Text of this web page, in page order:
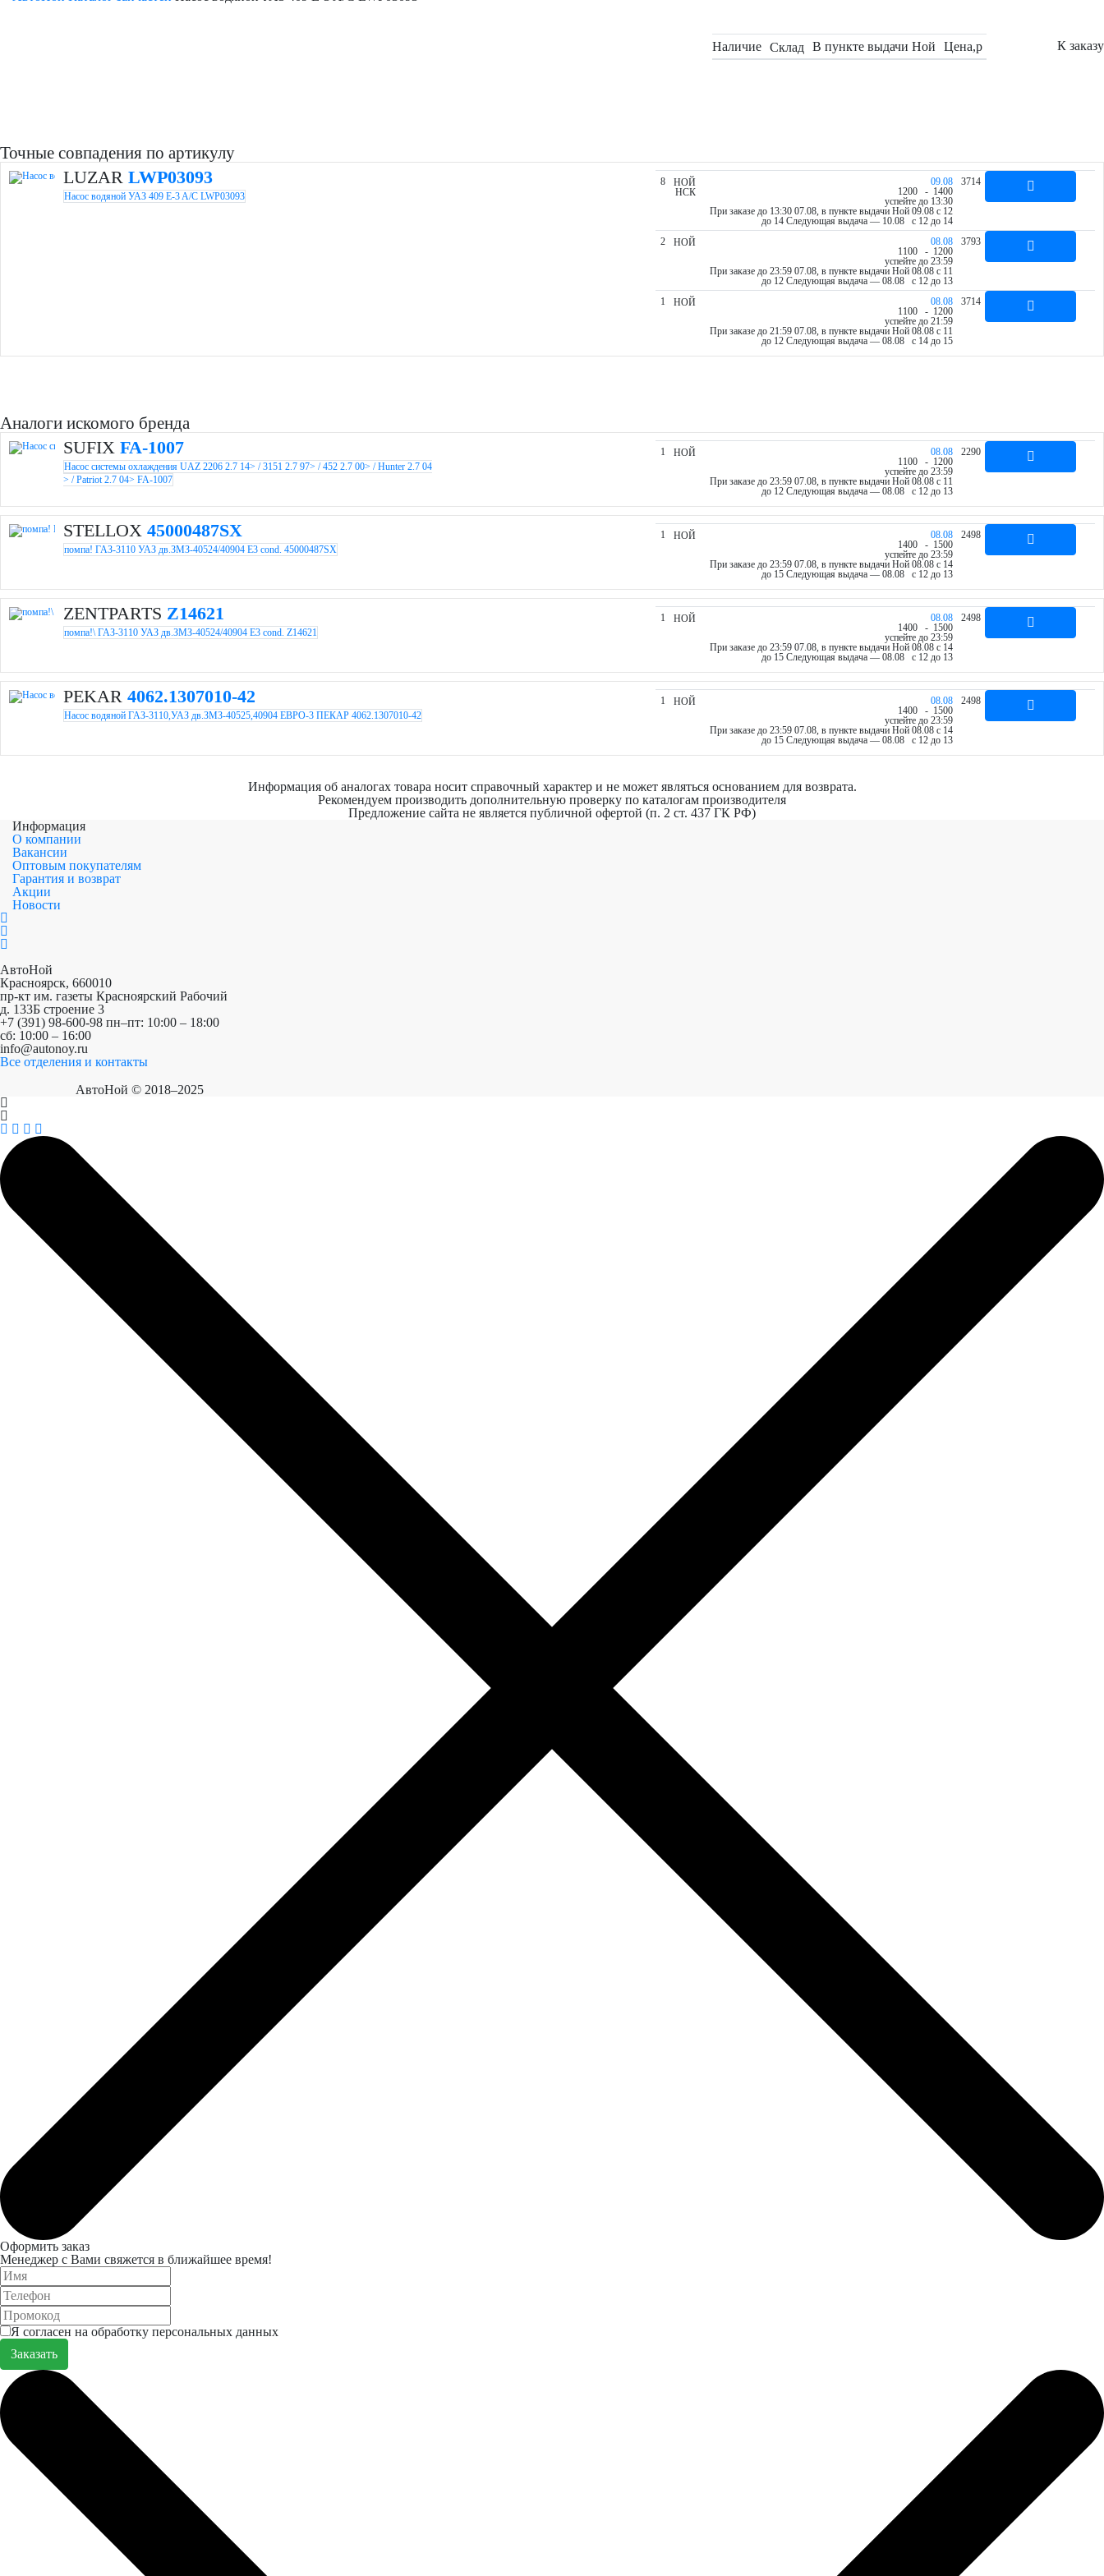
Наличие Склад В пункте выдачи Ной Цена,p К заказу
Точные совпадения по артикулу
LUZAR LWP03093
Насос водяной УАЗ 409 E-3 A/C LWP03093
8
НОЙ
НСК
09.08
1200 - 1400
успейте до 13:30
При заказе до 13:30 07.08, в пункте выдачи Ной 09.08 c 12
до 14 Следующая выдача — 10.08 c 12 до 14
3714
2 НОЙ
08.08
1100 - 1200
успейте до 23:59
При заказе до 23:59 07.08, в пункте выдачи Ной 08.08 c 11
до 12 Следующая выдача — 08.08 c 12 до 13
3793
1 НОЙ
08.08
1100 - 1200
успейте до 21:59
При заказе до 21:59 07.08, в пункте выдачи Ной 08.08 c 11
до 12 Следующая выдача — 08.08 c 14 до 15
3714
Аналоги искомого бренда
SUFIX FA-1007
Насос системы охлаждения UAZ 2206 2.7 14> / 3151 2.7 97> / 452 2.7 00> / Hunter 2.7 04
> / Patriot 2.7 04> FA-1007
1 НОЙ
08.08
1100 - 1200
успейте до 23:59
При заказе до 23:59 07.08, в пункте выдачи Ной 08.08 c 11
до 12 Следующая выдача — 08.08 c 12 до 13
2290
STELLOX 45000487SX
помпа! ГАЗ-3110 УАЗ дв.ЗМЗ-40524/40904 E3 cond. 45000487SX
1 НОЙ
08.08
1400 - 1500
успейте до 23:59
При заказе до 23:59 07.08, в пункте выдачи Ной 08.08 c 14
до 15 Следующая выдача — 08.08 c 12 до 13
2498
ZENTPARTS Z14621
помпа!\ ГАЗ-3110 УАЗ дв.ЗМЗ-40524/40904 E3 cond. Z14621
1 НОЙ
08.08
1400 - 1500
успейте до 23:59
При заказе до 23:59 07.08, в пункте выдачи Ной 08.08 c 14
до 15 Следующая выдача — 08.08 c 12 до 13
2498
PEKAR 4062.1307010-42
Насос водяной ГАЗ-3110,УАЗ дв.ЗМЗ-40525,40904 ЕВРО-3 ПЕКАР 4062.1307010-42
1 НОЙ
08.08
1400 - 1500
успейте до 23:59
При заказе до 23:59 07.08, в пункте выдачи Ной 08.08 c 14
до 15 Следующая выдача — 08.08 c 12 до 13
2498
Информация об аналогах товара носит справочный характер и не может являться основанием для возврата.
Рекомендуем производить дополнительную проверку по каталогам производителя
Предложение сайта не является публичной офертой (п. 2 ст. 437 ГК РФ)
Информация
О компании
Вакансии
Оптовым покупателям
Гарантия и возврат
Акции
Новости
АвтоНой
Красноярск, 660010
пр-кт им. газеты Красноярский Рабочий
д. 133Б строение 3
+7 (391) 98-600-98 пн–пт: 10:00 – 18:00
сб: 10:00 – 16:00
info@autonoy.ru
Все отделения и контакты
АвтоНой © 2018–2025
Оформить заказ
Менеджер с Вами свяжется в ближайшее время!
Я согласен на обработку персональных данных
Заказать